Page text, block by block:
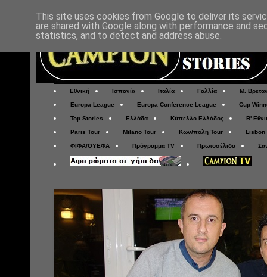
Εθνική Ισπανία Ιταλία Γαλλία Μ.
Europa League Europa Conference League Cup
Top Stories Ελλάδα Κύπελλο Ελλάδος Β'
Paris Tour Milano Tour Κων/πολη Tour Lisbon
ΦΙΦΑ/ΟΥΕΦΑ Πρόγραμμα TV Πρωτοσέλιδα
This site uses cookies from Google to deliver its
are shared with Google along with performance and
statistics, and to detect and address abuse.